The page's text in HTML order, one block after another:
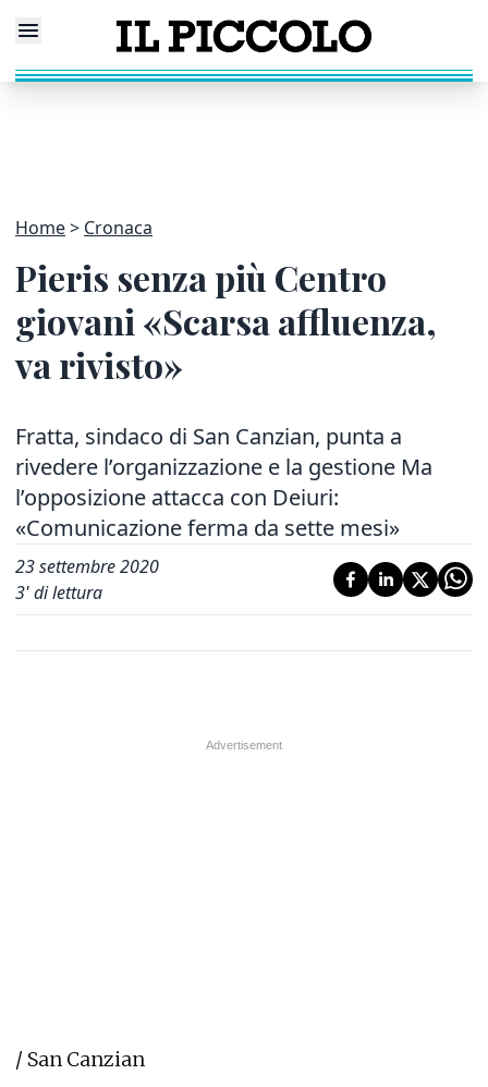
Home Cronaca
Pieris senza più Centro
giovani «Scarsa affluenza,
va rivisto»
Fratta, sindaco di San Canzian, punta a
rivedere l’organizzazione e la gestione Ma
l’opposizione attacca con Deiuri:
«Comunicazione ferma da sette mesi»
23 settembre 2020
3' di lettura
/ San Canzian